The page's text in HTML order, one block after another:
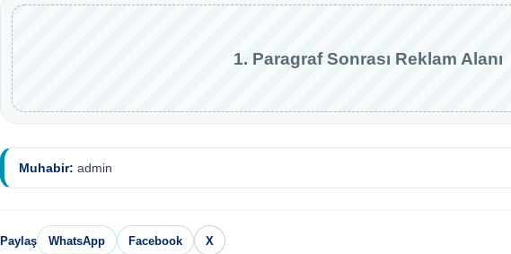
1. Paragraf Sonrası Reklam Alanı
Muhabir: admin
Paylaş WhatsApp Facebook X